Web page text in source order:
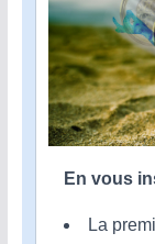
En vous
La